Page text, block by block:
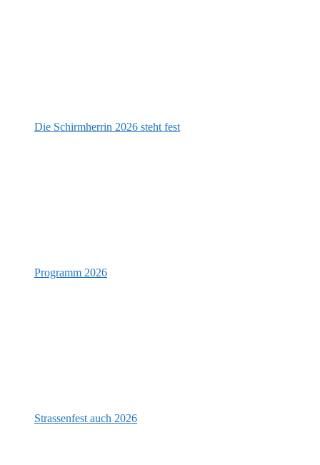
Die Schirmherrin 2026 steht fest
Programm 2026
Strassenfest auch 2026